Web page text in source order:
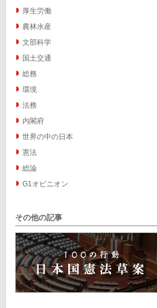
厚生労働
農林水産
文部科学
国土交通
総務
環境
法務
内閣府
世界の中の日本
憲法
総論
G1オピニオン
その他の記事